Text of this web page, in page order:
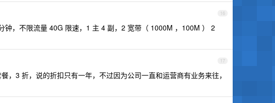
16
钟，不限流量 40G 限速，1 主 4 副，2 宽带（ 1000M ，100M ） 2
17
，3 折，说的折扣只有一年，不过因为公司一直和运营商有业务来往，